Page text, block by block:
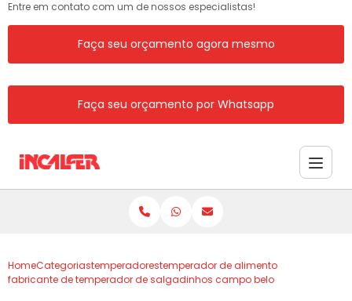
Entre em contato com um de nossos especialistas!
Faça seu orçamento agora mesmo
Faça seu orçamento por Whatsapp
HomeCategoriastemperadorestemperador de alimento
fabricante de temperador de salgadinhos campo belo